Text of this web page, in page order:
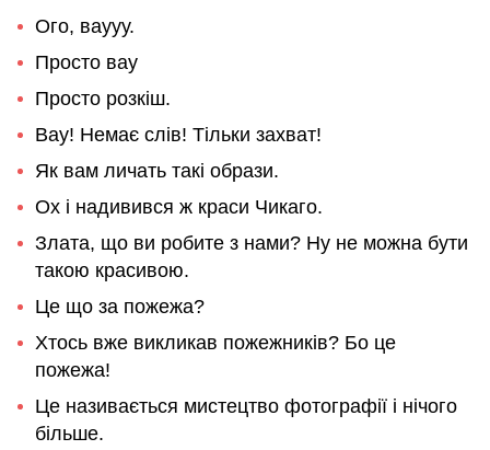
Ого, ваууу.
Просто вау
Просто розкіш.
Вау! Немає слів! Тільки захват!
Як вам личать такі образи.
Ох і надивився ж краси Чикаго.
Злата, що ви робите з нами? Ну не можна бути
такою красивою.
Це що за пожежа?
Хтось вже викликав пожежників? Бо це
пожежа!
Це називається мистецтво фотографії і нічого
більше.